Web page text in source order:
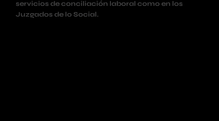
servicios de conciliación laboral como en los
Juzgados de lo Social.